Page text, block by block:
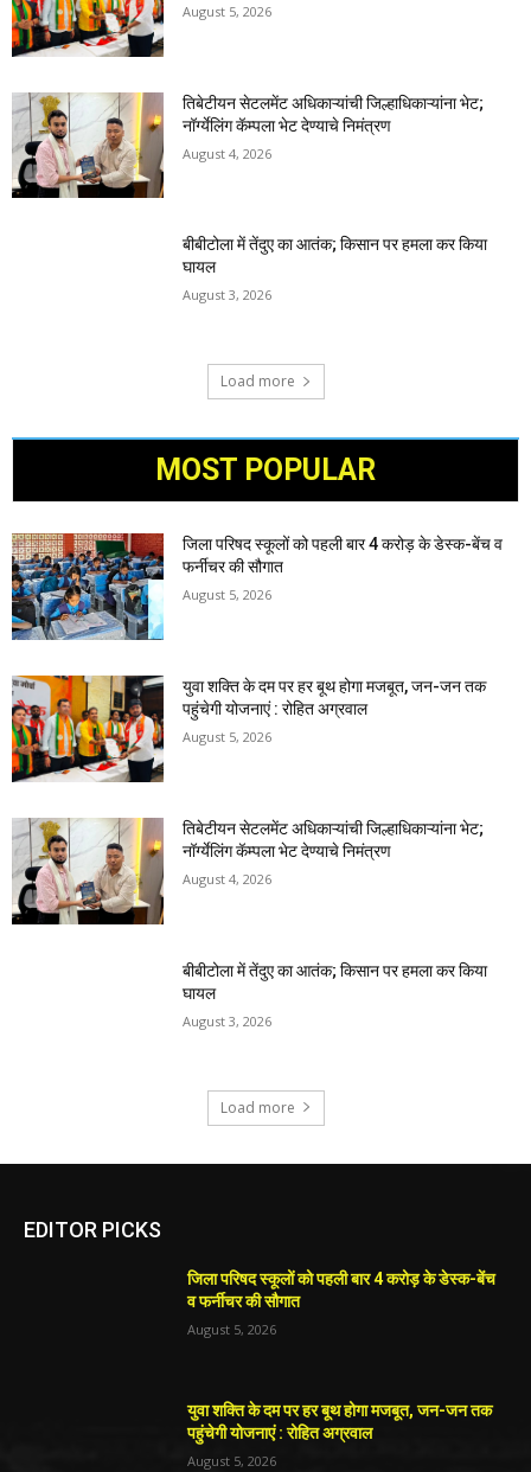
August 5, 2026
तिबेटीयन सेटलमेंट अधिकाऱ्यांची जिल्हाधिकाऱ्यांना भेट;
नॉर्ग्येलिंग कॅम्पला भेट देण्याचे निमंत्रण
August 4, 2026
बीबीटोला में तेंदुए का आतंक; किसान पर हमला कर किया
घायल
August 3, 2026
Load more
MOST POPULAR
जिला परिषद स्कूलों को पहली बार 4 करोड़ के डेस्क-बेंच व
फर्नीचर की सौगात
August 5, 2026
युवा शक्ति के दम पर हर बूथ होगा मजबूत, जन-जन तक
पहुंचेगी योजनाएं : रोहित अग्रवाल
August 5, 2026
तिबेटीयन सेटलमेंट अधिकाऱ्यांची जिल्हाधिकाऱ्यांना भेट;
नॉर्ग्येलिंग कॅम्पला भेट देण्याचे निमंत्रण
August 4, 2026
बीबीटोला में तेंदुए का आतंक; किसान पर हमला कर किया
घायल
August 3, 2026
Load more
EDITOR PICKS
जिला परिषद स्कूलों को पहली बार 4 करोड़ के डेस्क-बेंच
व फर्नीचर की सौगात
August 5, 2026
युवा शक्ति के दम पर हर बूथ होगा मजबूत, जन-जन तक
पहुंचेगी योजनाएं : रोहित अग्रवाल
August 5, 2026